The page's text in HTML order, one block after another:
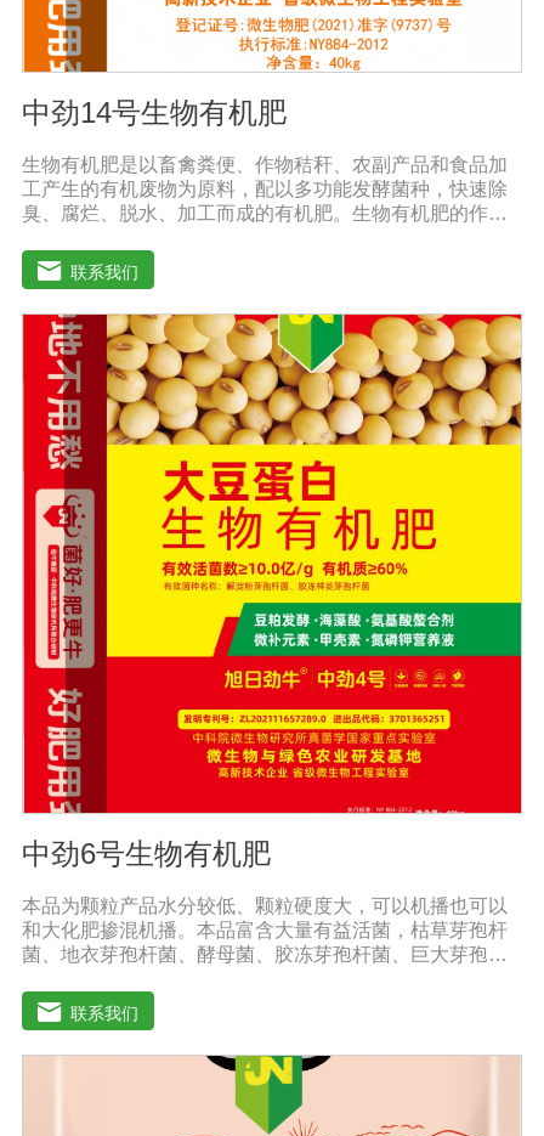
中劲14号生物有机肥
生物有机肥是以畜禽粪便、作物秸秆、农副产品和食品加
工产生的有机废物为原料，配以多功能发酵菌种，快速除
臭、腐烂、脱水、加工而成的有机肥。生物有机肥的作
放缓慢，氮以铵离子或氨基酸的形式供应植物，进入植物
细胞不需要消耗大量能量，直接参与植物细胞物质的合
成，因此，使用生物有机肥后，植物生长快，积累成分和
干物质，农产品质量好。(2)提高土壤肥力，改善土壤理化
性质。生物有机肥的使用不仅可以补充消耗的有机肥，还
可以不断提高土壤有机质的含量。微生物分解后，有机质
可缩合成新的腐殖质，与土壤中的其他物质结合，形成有
机无机复合体，促进土壤中微粒结构的形成，协调水、
肥、气、热的矛盾，改善土壤结构，疏松土壤，提高耕作
能力。(3)调整微生物区系，改善土壤微生态系统。腐烂的
有机肥含有酵母、乳酸菌、纤维素分解菌和其他有益微生
物，生物有机肥还含有固氮、硅酸盐、溶磷、光合细菌和
假单胞细菌，这些微生物除了产生大量活性物质外，还具
有固氮、溶磷、钾，有些还具有抑制植物根病原体的能
力，有些有能力改善土壤微生态环境。此外，生物有机肥
施入土壤后，可以调节土壤中微生物的区域组成，有利于
改变土壤中微生态系统的结构。(4)激活不溶化合物，提高
土壤供养能力。生物有机肥含有固氮微生物，可以通过固
氮酶的作用将空气中的氮还原为可被作物吸收利用的成
分，是作物提供氮营养的重要途径。
联系我们
中劲6号生物有机肥
本品为颗粒产品水分较低、颗粒硬度大，可以机播也可以
和大化肥掺混机播。本品富含大量有益活菌，枯草芽孢杆
菌、地衣芽孢杆菌、酵母菌、胶冻芽孢杆菌、巨大芽孢杆
放大量养分，增强土壤肥力，能激活土壤养分，使土壤中
氮磷钾、中微量元素利用率达到大化，土壤肥力大幅度提
高。【中劲6号微生物菌剂产品功能】 以菌克菌，有益菌
群有效的抑制病原菌的生长，有效缓解根腐、黄化、枯
萎、烂根、根肿、早衰等现象，防止其它土传病害及重茬
的发生。 1、改善土壤养分微生物菌剂能够增强土壤团粒
联系我们